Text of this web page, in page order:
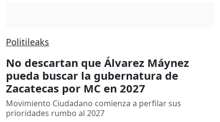
Politileaks
No descartan que Álvarez Máynez
pueda buscar la gubernatura de
Zacatecas por MC en 2027
Movimiento Ciudadano comienza a perfilar sus
prioridades rumbo al 2027